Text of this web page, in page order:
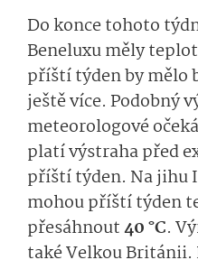
Do konce tohoto
Beneluxu měly
příští týden by mělo
ještě více. Podobný
meteorologové
platí výstraha před
příští týden. Na jihu
mohou příští týden
přesáhnout40 °C.
také Velkou